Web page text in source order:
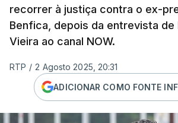
recorrer à justiça contra o ex-
Benfica, depois da entrevista de
Vieira ao canal NOW.
RTP / 2 Agosto 2025, 20:31
ADICIONAR COMO FONTE